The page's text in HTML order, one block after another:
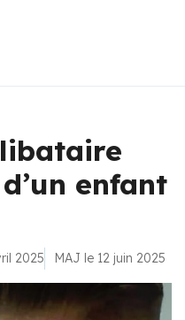
enfant
2025 MAJ le 12 juin 2025